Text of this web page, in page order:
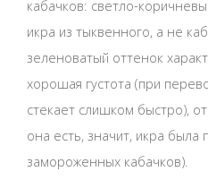
кабачков: светло-
икра из тыквенного, а не
зеленоватый оттенок
хорошая густота (при
стекает слишком быстро),
она есть, значит, икра была
замороженных кабачков).